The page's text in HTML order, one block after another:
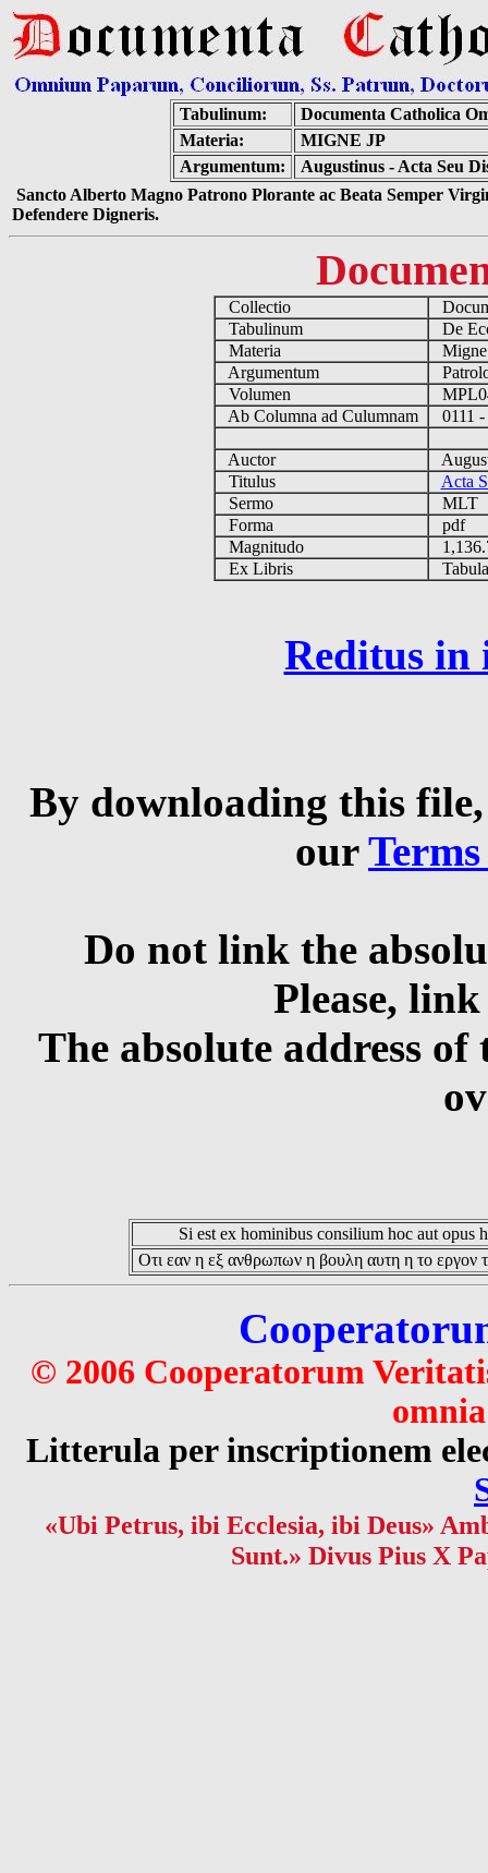
Tabulinum:
Documenta Catholica
Materia:
MIGNE JP
Argumentum:
Augustinus - Acta Seu
Sancto Alberto Magno Patrono Plorante ac Beata Semper
Defendere Digneris.
Collectio
Tabulinum
De
Materia
Argumentum
Volumen
Ab Columna ad Culumnam
0111
Auctor
Titulus
Acta
Sermo
MLT
Forma
pdf
Magnitudo
Ex Libris
Reditus in
By downloading this
our
Do not link the
Please,
The absolute address
Si est ex hominibus consilium hoc aut opus
Οτι εαν η εξ ανθρωπων η βουλη αυτη η το εργον
© 2006 Cooperatorum
Litterula per inscriptionem
«Ubi Petrus, ibi Ecclesia, ibi Deus»
Sunt.» Divus Pius X